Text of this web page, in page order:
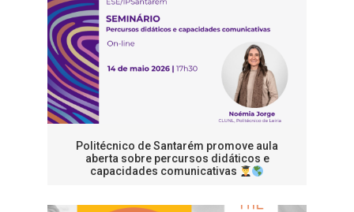
Politécnico de Santarém promove aula
aberta sobre percursos didáticos e
capacidades comunicativas